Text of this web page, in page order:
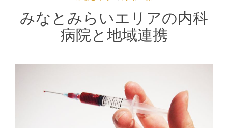
みなとみらいエリアの内科
病院と地域連携